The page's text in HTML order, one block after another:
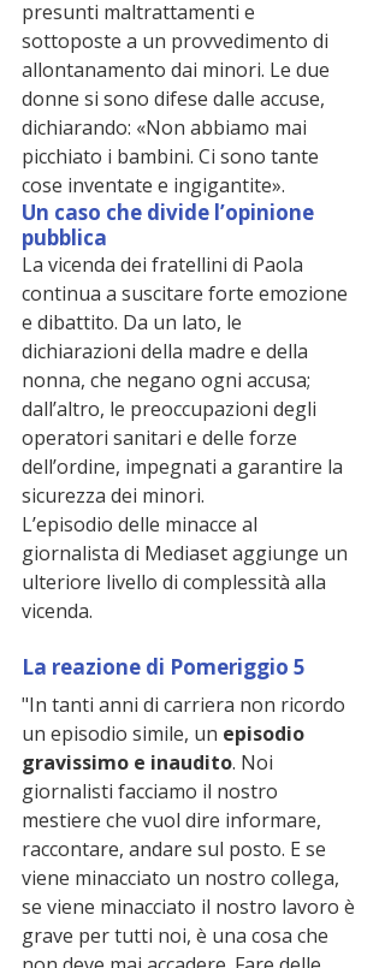
presunti maltrattamenti e
sottoposte a un provvedimento di
allontanamento dai minori. Le due
donne si sono difese dalle accuse,
dichiarando: «Non abbiamo mai
picchiato i bambini. Ci sono tante
cose inventate e ingigantite».
Un caso che divide l’opinione
pubblica
La vicenda dei fratellini di Paola
continua a suscitare forte emozione
e dibattito. Da un lato, le
dichiarazioni della madre e della
nonna, che negano ogni accusa;
dall’altro, le preoccupazioni degli
operatori sanitari e delle forze
dell’ordine, impegnati a garantire la
sicurezza dei minori.
L’episodio delle minacce al
giornalista di Mediaset aggiunge un
ulteriore livello di complessità alla
vicenda.
La reazione di Pomeriggio 5
"In tanti anni di carriera non ricordo
un episodio simile, un episodio
gravissimo e inaudito. Noi
giornalisti facciamo il nostro
mestiere che vuol dire informare,
raccontare, andare sul posto. E se
viene minacciato un nostro collega,
se viene minacciato il nostro lavoro è
grave per tutti noi, è una cosa che